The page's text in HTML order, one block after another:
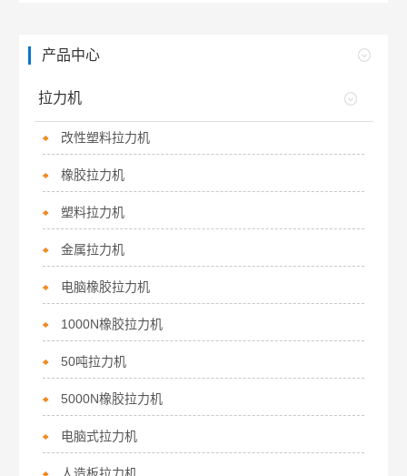
产品中心
拉力机
改性塑料拉力机
橡胶拉力机
塑料拉力机
金属拉力机
电脑橡胶拉力机
1000N橡胶拉力机
50吨拉力机
5000N橡胶拉力机
电脑式拉力机